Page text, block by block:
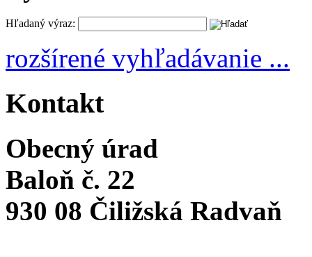
Hľadaný výraz:
rozšírené vyhľadávanie ...
Kontakt
Obecný úrad
Baloň č. 22
930 08 Čiližská Radvaň